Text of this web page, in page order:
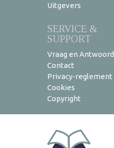
Uitgevers
SERVICE &
SUPPORT
Vraag en Antwoord
Contact
Privacy-reglement
Cookies
Copyright